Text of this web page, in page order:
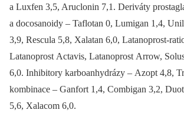
a Luxfen 3,5, Aruclonin 7,1. Deriváty
a docosanoidy –⁠ Taflotan 0, Lumigan 1,4,
3,9, Rescula 5,8, Xalatan 6,0, Latanoprost-
Latanoprost Actavis, Latanoprost Arrow,
6,0. Inhibitory karboanhydrázy –⁠ Azopt 4,8,
kombinace –⁠ Ganfort 1,4, Combigan 3,2,
5,6, Xalacom 6,0.